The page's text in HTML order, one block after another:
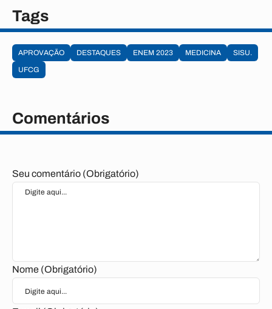
Tags
APROVAÇÃO DESTAQUES ENEM 2023 MEDICINA
SISU.
UFCG
Comentários
Seu comentário (Obrigatório)
Nome (Obrigatório)